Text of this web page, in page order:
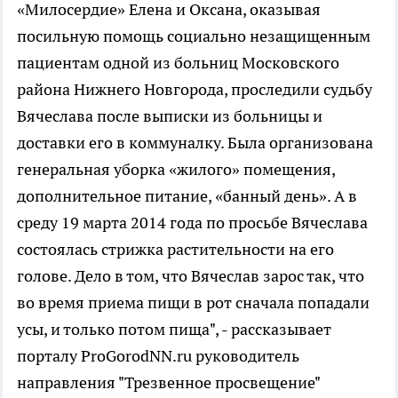
«Милосердие» Елена и Оксана, оказывая
посильную помощь социально незащищенным
пациентам одной из больниц Московского
района Нижнего Новгорода, проследили судьбу
Вячеслава после выписки из больницы и
доставки его в коммуналку. Была организована
генеральная уборка «жилого» помещения,
дополнительное питание, «банный день». А в
среду 19 марта 2014 года по просьбе Вячеслава
состоялась стрижка растительности на его
голове. Дело в том, что Вячеслав зарос так, что
во время приема пищи в рот сначала попадали
усы, и только потом пища", - рассказывает
порталу ProGorodNN.ru руководитель
направления "Трезвенное просвещение"